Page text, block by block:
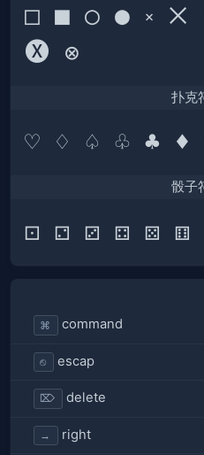
□ ■ ○ ● ༝
扑克
骰子
⌘ command
⎋ escap
⌦ delete
→ right